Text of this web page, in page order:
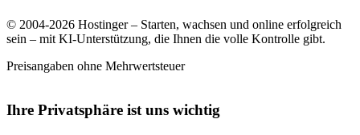
© 2004-2026 Hostinger – Starten, wachsen und online erfolgreich
sein – mit KI-Unterstützung, die Ihnen die volle Kontrolle gibt.
Preisangaben ohne Mehrwertsteuer
Ihre Privatsphäre ist uns wichtig